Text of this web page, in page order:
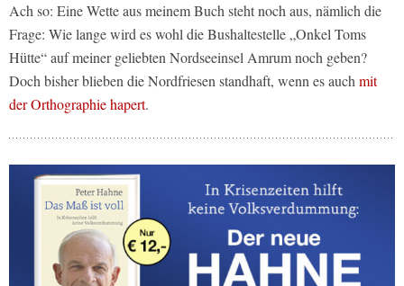
Ach so: Eine Wette aus meinem Buch steht noch aus, nämlich die
Frage: Wie lange wird es wohl die Bushaltestelle „Onkel Toms
Hütte“ auf meiner geliebten Nordseeinsel Amrum noch geben?
Doch bisher blieben die Nordfriesen standhaft, wenn es auchmit
der Orthographie hapert.